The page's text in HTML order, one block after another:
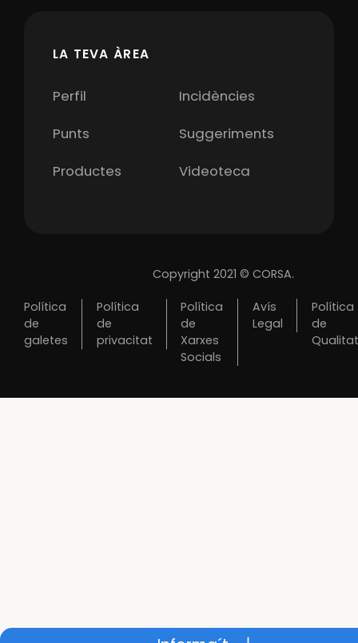
LA TEVA ÀREA
Perfil
Incidències
Punts
Suggeriments
Productes
Videoteca
Copyright 2021 © CORSA.
Política
de
galetes
Política
de
privacitat
Política
de
Xarxes
Socials
Avís
Legal
Política
de